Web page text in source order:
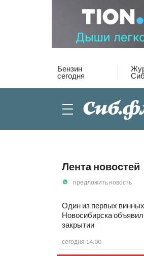
Бензин
сегодня
Лента новостей
предложить новость
Один из первых
Новосибирска
закрытии
сегодня 14:00